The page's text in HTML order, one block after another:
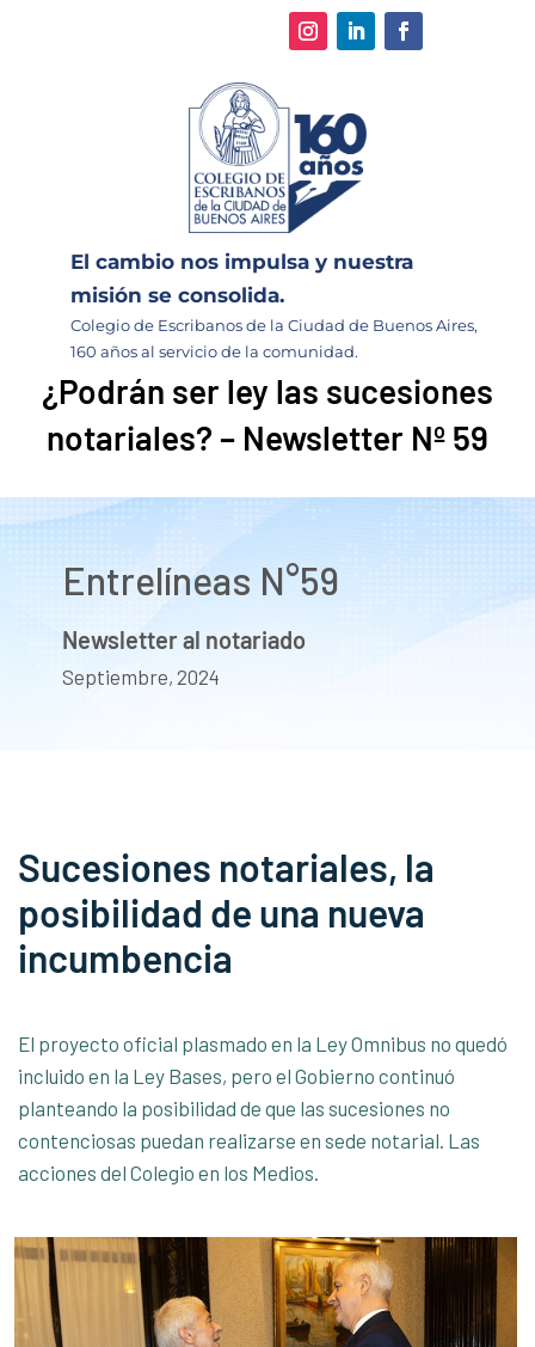
El cambio nos impulsa y nuestra
misión se consolida.
Colegio de Escribanos de la Ciudad de Buenos Aires,
160 años al servicio de la comunidad.
¿Podrán ser ley las sucesiones
notariales? – Newsletter Nº 59
Entrelíneas N°59
Newsletter al notariado
Septiembre, 2024
Sucesiones notariales, la
posibilidad de una nueva
incumbencia
El proyecto oficial plasmado en la Ley Omnibus no quedó
incluido en la Ley Bases, pero el Gobierno continuó
planteando la posibilidad de que las sucesiones no
contenciosas puedan realizarse en sede notarial. Las
acciones del Colegio en los Medios.